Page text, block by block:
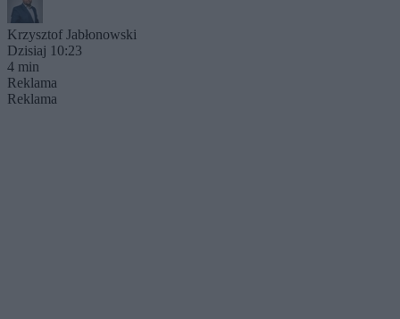
Krzysztof Jabłonowski
Dzisiaj 10:23
4 min
Reklama
Reklama